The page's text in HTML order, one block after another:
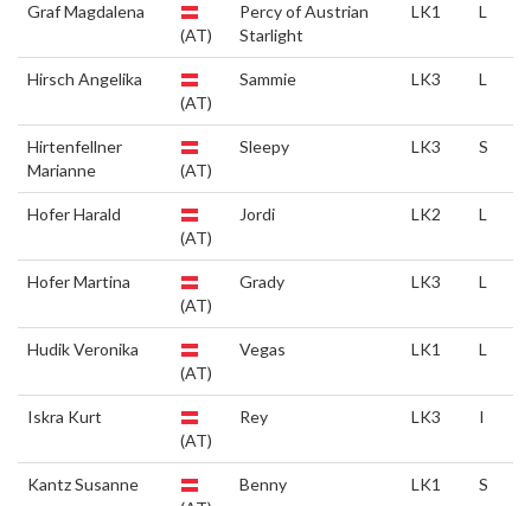
Graf Magdalena
(AT)
Percy of Austrian
Starlight
LK1 L
Hirsch Angelika
(AT)
Sammie LK3 L
Hirtenfellner
Marianne
(AT)
Sleepy LK3 S
Hofer Harald
(AT)
Jordi LK2 L
Hofer Martina
(AT)
Grady LK3 L
Hudik Veronika
(AT)
Vegas LK1 L
Iskra Kurt
(AT)
Rey LK3 I
Kantz Susanne
Benny LK1 S